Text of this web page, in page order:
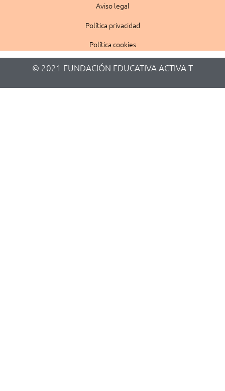
Aviso legal
Política privacidad
Política cookies
© 2021 FUNDACIÓN EDUCATIVA ACTIVA-T​